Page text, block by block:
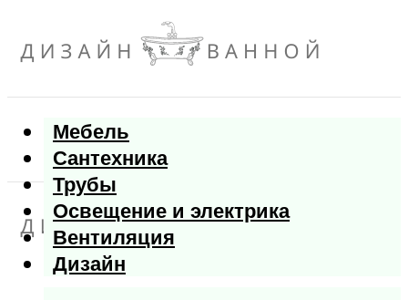
Мебель
Сантехника
Трубы
Освещение и электрика
Вентиляция
Дизайн